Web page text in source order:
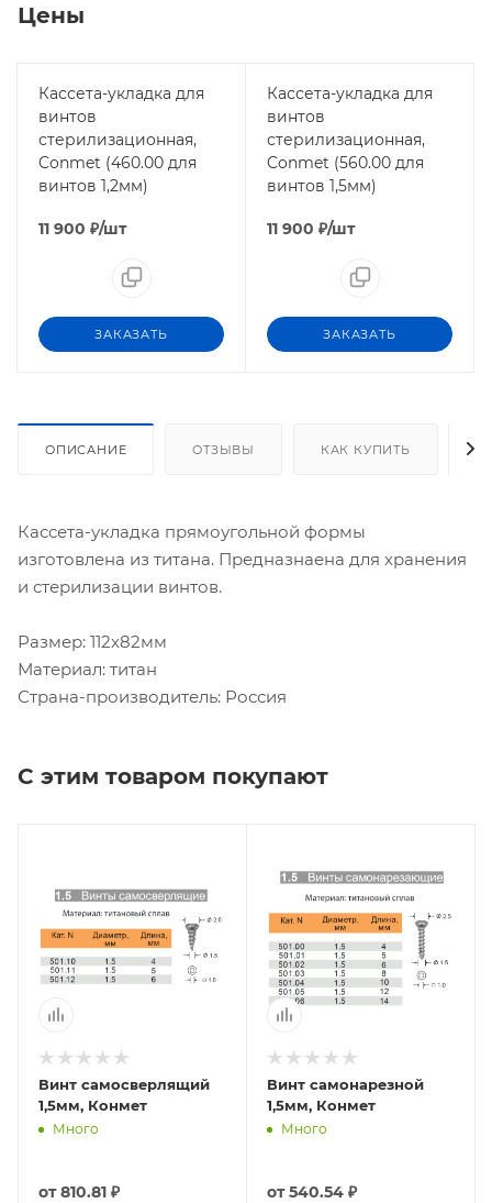
Цены
Кассета-укладка для
винтов
стерилизационная,
Conmet (460.00 для
винтов 1,2мм)
11 900 ₽/шт
ЗАКАЗАТЬ
Кассета-укладка для
винтов
стерилизационная,
Conmet (560.00 для
винтов 1,5мм)
11 900 ₽/шт
ЗАКАЗАТЬ
ОПИСАНИЕ ОТЗЫВЫ КАК КУПИТЬ
Кассета-укладка прямоугольной формы
изготовлена из титана. Предназнаена для хранения
и стерилизации винтов.
Размер: 112х82мм
Материал: титан
Страна-производитель: Россия
С этим товаром покупают
Винт самосверлящий
1,5мм, Конмет
Много
от810.81 ₽
Винт самонарезной
1,5мм, Конмет
Много
от540.54 ₽